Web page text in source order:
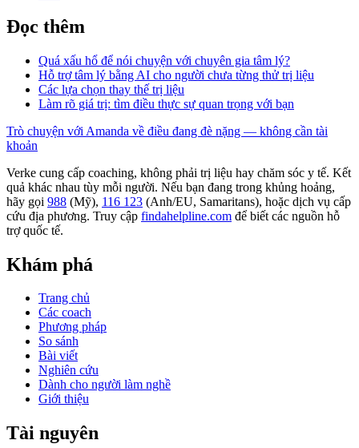
Đọc thêm
Quá xấu hổ để nói chuyện với chuyên gia tâm lý?
Hỗ trợ tâm lý bằng AI cho người chưa từng thử trị liệu
Các lựa chọn thay thế trị liệu
Làm rõ giá trị: tìm điều thực sự quan trọng với bạn
Trò chuyện với Amanda về điều đang đè nặng — không cần tài
khoản
Verke cung cấp coaching, không phải trị liệu hay chăm sóc y tế. Kết
quả khác nhau tùy mỗi người. Nếu bạn đang trong khủng hoảng,
hãy gọi 988 (Mỹ), 116 123 (Anh/EU, Samaritans), hoặc dịch vụ cấp
cứu địa phương. Truy cập findahelpline.com để biết các nguồn hỗ
trợ quốc tế.
Khám phá
Trang chủ
Các coach
Phương pháp
So sánh
Bài viết
Nghiên cứu
Dành cho người làm nghề
Giới thiệu
Tài nguyên